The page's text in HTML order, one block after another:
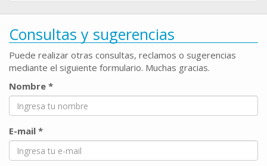
Consultas y sugerencias
Puede realizar otras consultas, reclamos o sugerencias
mediante el siguiente formulario. Muchas gracias.
Nombre *
E-mail *